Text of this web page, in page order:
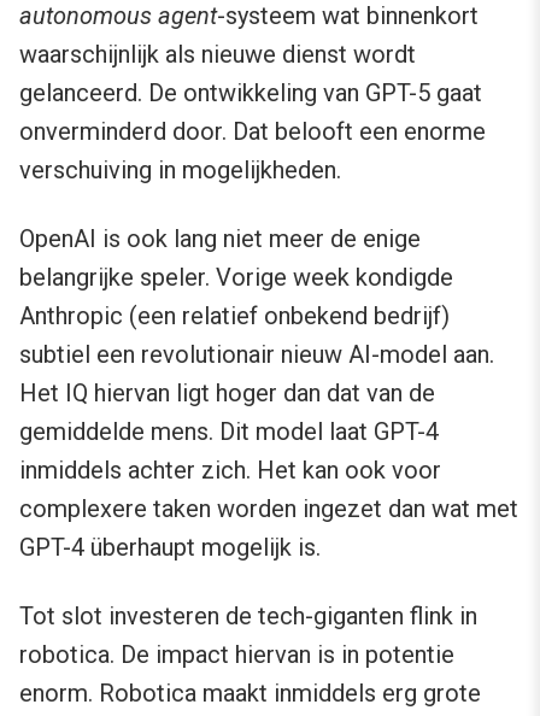
autonomous agent-systeem wat binnenkort
waarschijnlijk als nieuwe dienst wordt
gelanceerd. De ontwikkeling van GPT-5 gaat
onverminderd door. Dat belooft een enorme
verschuiving in mogelijkheden.
OpenAI is ook lang niet meer de enige
belangrijke speler. Vorige week kondigde
Anthropic (een relatief onbekend bedrijf)
subtiel een revolutionair nieuw AI-model aan.
Het IQ hiervan ligt hoger dan dat van de
gemiddelde mens. Dit model laat GPT-4
inmiddels achter zich. Het kan ook voor
complexere taken worden ingezet dan wat met
GPT-4 überhaupt mogelijk is.
Tot slot investeren de tech-giganten flink in
robotica. De impact hiervan is in potentie
enorm. Robotica maakt inmiddels erg grote